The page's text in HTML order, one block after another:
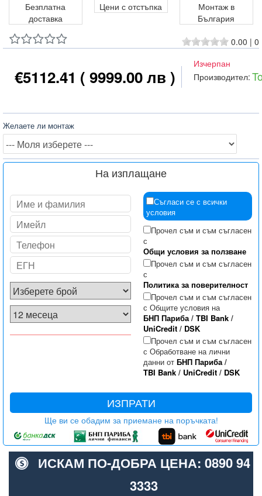
0.00 | 0
€5112.41 ( 9999.00 лв )
Изчерпан
Производител:
Желаете ли монтаж
На изплащане
Съгласи се с всички
условия
Прочел съм и съм съгласен
с
Общи условия за ползване
Прочел съм и съм съгласен
с
Политика за поверителност
Прочел съм и съм съгласен
с Общите условия на
БНП Париба/ TBI Bank/
UniCredit/ DSK
Прочел съм и съм съгласен
с Обработване на лични
данни от БНП Париба/
TBI Bank/ UniCredit/ DSK
ИЗПРАТИ
Ще ви се обадим за приемане на поръчката!
Безплатна
доставка
Цени с отстъпка
Монтаж в
България
ИСКАМ ПО-ДОБРА ЦЕНА: 0890 94
3333